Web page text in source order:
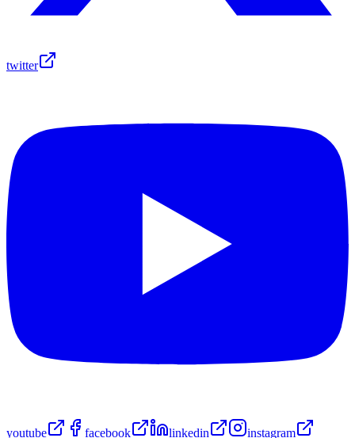
twitter
youtube facebook linkedin instagram